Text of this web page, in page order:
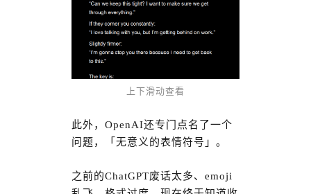
上下滑动查看
此外，OpenAI还专门点名了一个
问题，「无意义的表情符号」。
之前的ChatGPT废话太多、emoji